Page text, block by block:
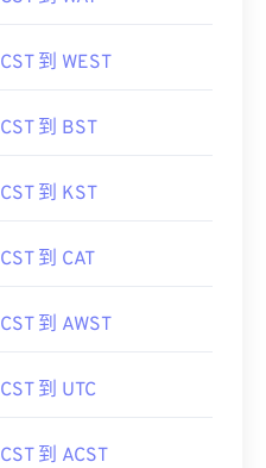
CST 到 WEST
CST 到 BST
CST 到 KST
CST 到 CAT
CST 到 AWST
CST 到 UTC
CST 到 ACST